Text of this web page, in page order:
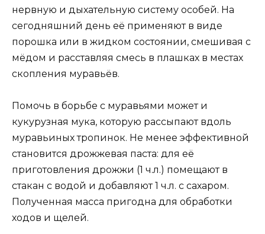
нервную и дыхательную систему особей. На
сегодняшний день её применяют в виде
порошка или в жидком состоянии, смешивая с
мёдом и расставляя смесь в плашках в местах
скопления муравьёв.
Помочь в борьбе с муравьями может и
кукурузная мука, которую рассыпают вдоль
муравьиных тропинок. Не менее эффективной
становится дрожжевая паста: для её
приготовления дрожжи (1 ч.л.) помещают в
стакан с водой и добавляют 1 ч.л. с сахаром.
Полученная масса пригодна для обработки
ходов и щелей.